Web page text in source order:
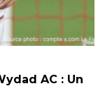
AC : Un